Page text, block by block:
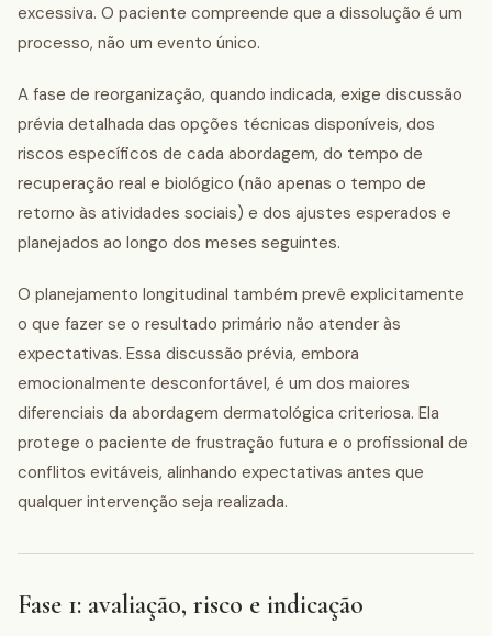
excessiva. O paciente compreende que a dissolução é um
processo, não um evento único.
A fase de reorganização, quando indicada, exige discussão
prévia detalhada das opções técnicas disponíveis, dos
riscos específicos de cada abordagem, do tempo de
recuperação real e biológico (não apenas o tempo de
retorno às atividades sociais) e dos ajustes esperados e
planejados ao longo dos meses seguintes.
O planejamento longitudinal também prevê explicitamente
o que fazer se o resultado primário não atender às
expectativas. Essa discussão prévia, embora
emocionalmente desconfortável, é um dos maiores
diferenciais da abordagem dermatológica criteriosa. Ela
protege o paciente de frustração futura e o profissional de
conflitos evitáveis, alinhando expectativas antes que
qualquer intervenção seja realizada.
Fase 1: avaliação, risco e indicação